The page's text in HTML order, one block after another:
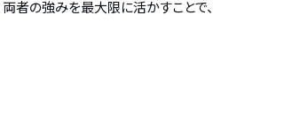
者の強みを最大限に活かすことで、